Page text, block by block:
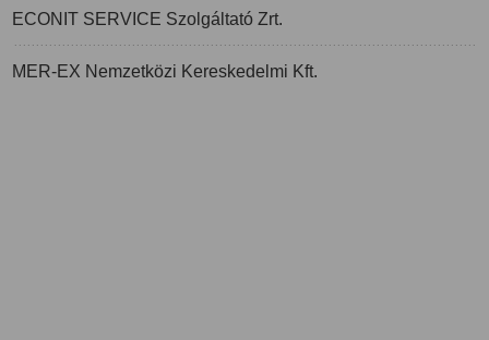
ECONIT SERVICE Szolgáltató Zrt.
MER-EX Nemzetközi Kereskedelmi Kft.